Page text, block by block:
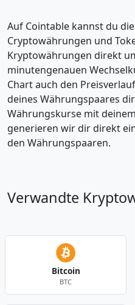
Auf Cointable kannst du
Cryptowährungen und
Kryptowährungen direkt
minutengenauen
Chart auch den
deines Währungspaares
Währungskurse mit
generieren wir dir direkt
den Währungspaaren.
Verwandte
Bitcoin
BTC